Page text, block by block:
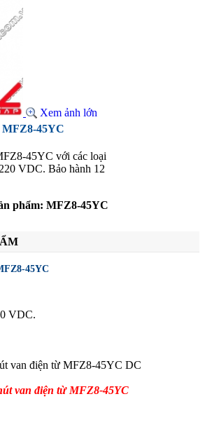
Xem ảnh lớn
45YC
45YC với các loại
VDC. Bảo hành 12
phẩm: MFZ8-45YC
45YC
VDC.
van điện từ MFZ8-45YC